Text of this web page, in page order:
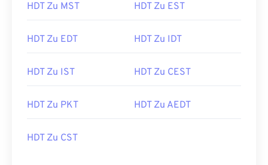
HDT Zu MST HDT Zu EST
HDT Zu EDT HDT Zu IDT
HDT Zu IST HDT Zu CEST
HDT Zu PKT HDT Zu AEDT
HDT Zu CST